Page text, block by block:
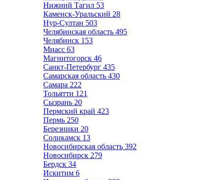
Нижний Тагил 53
Каменск-Уральский 28
Нур-Султан 503
Челябинская область 495
Челябинск 153
Миасс 63
Магнитогорск 46
Санкт-Петербург 435
Самарская область 430
Самара 222
Тольятти 121
Сызрань 20
Пермский край 423
Пермь 250
Березники 20
Соликамск 13
Новосибирская область 392
Новосибирск 279
Бердск 34
Искитим 6